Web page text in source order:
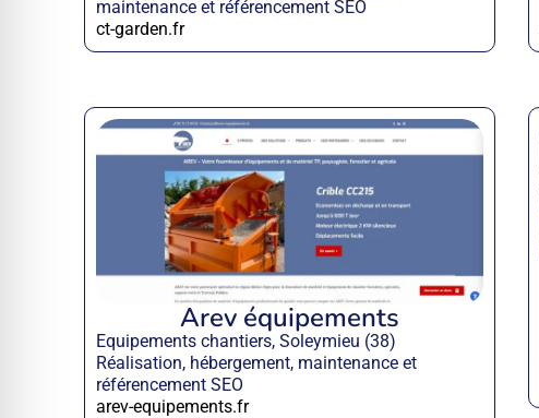
maintenance et référencement SEO
ct-garden.fr
Arev équipements
Equipements chantiers, Soleymieu (38)
Réalisation, hébergement, maintenance et
référencement SEO
arev-equipements.fr